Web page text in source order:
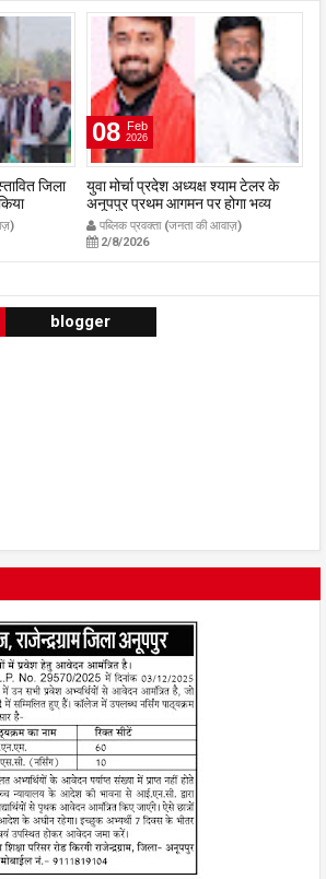
जिला
08 Feb
2026
युवा मोर्चा प्रदेश अध्यक्ष श्याम टेलर के
अनूपपुर प्रथम आगमन पर होगा भव्य
स्वागत युवा मोर्चा के ऊर्जावान जिला मंत्री
प्रदीप मिश्रा ने सभी युवाओं से सहभागिता
की अपील
पब्लिक प्रवक्ता (जनता की आवाज़)
2/8/2026
blogger